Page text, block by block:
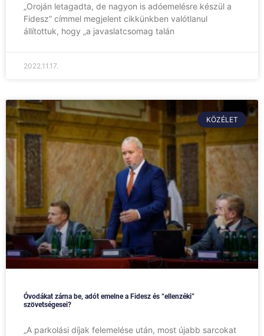
„Oroján letagadta, de nagyon is adóemelésre készül a
Fidesz” címmel megjelent cikkünkben valótlanul
állítottuk, hogy „a javaslatcsomag talán
2022.11.17.
KÖZÉLET
Óvodákat zárna be, adót emelne a Fidesz és “ellenzéki”
szövetségesei?
„A parkolási díjak felemelése után, most újabb sarcokat